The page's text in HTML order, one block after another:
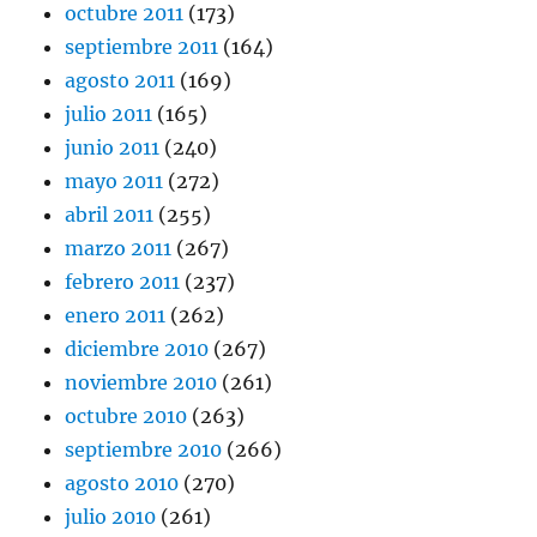
octubre 2011 (173)
septiembre 2011 (164)
agosto 2011 (169)
julio 2011 (165)
junio 2011 (240)
mayo 2011 (272)
abril 2011 (255)
marzo 2011 (267)
febrero 2011 (237)
enero 2011 (262)
diciembre 2010 (267)
noviembre 2010 (261)
octubre 2010 (263)
septiembre 2010 (266)
agosto 2010 (270)
julio 2010 (261)